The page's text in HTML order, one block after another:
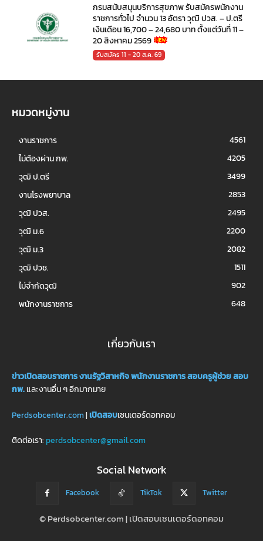
กรมสนับสนุนบริการสุขภาพ รับสมัครพนักงาน
ราชการทั่วไป จำนวน 13 อัตรา วุฒิ ปวส. – ป.ตรี
เงินเดือน 16,700 – 24,680 บาท ตั้งแต่วันที่ 11 –
20 สิงหาคม 2569
รับสมัคร 11 - 20 ส.ค. 69
หมวดหมู่งาน
งานราชการ
4561
ไม่ต้องผ่าน กพ.
4205
วุฒิ ป.ตรี
3499
งานโรงพยาบาล
2853
วุฒิ ปวส.
2495
วุฒิ ม.6
2200
วุฒิ ม.3
2082
วุฒิ ปวช.
1511
ไม่จำกัดวุฒิ
902
พนักงานราชการ
648
เกี่ยวกับเรา
ข่าวเปิดสอบราชการงานรัฐวิสาหกิจพนักงานราชการสอบครูผู้ช่วยสอบ
กพ.และงานอื่น ๆ อีกมากมาย
Perdsobcenter.com|เปิดสอบเซนเตอร์ดอทคอม
ติดต่อเรา: perdsobcenter@gmail.com
Social Network
Facebook TikTok Twitter
© Perdsobcenter.com | เปิดสอบเซนเตอร์ดอทคอม